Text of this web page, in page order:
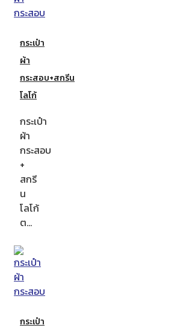
กระเป๋า
ผ้า
กระสอบ+สกรีน
โลโก้
กระเป๋า
ผ้า
กระสอบ
+
สกรี
น
โลโก้
ต…
กระเป๋า